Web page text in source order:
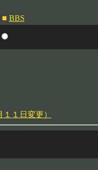
■ BBS
１日変更）